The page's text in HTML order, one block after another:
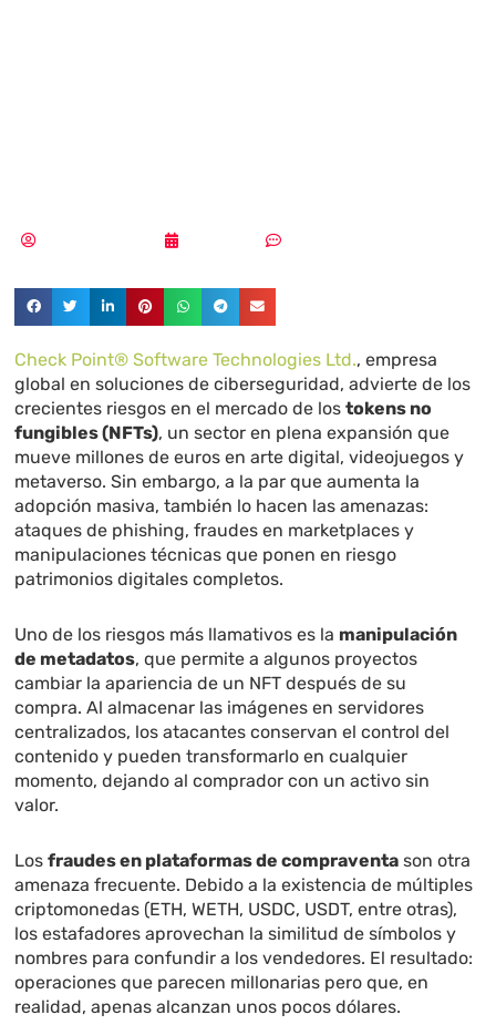
Check Point® Software Technologies Ltd., empresa
global en soluciones de ciberseguridad, advierte de los
crecientes riesgos en el mercado de lostokens no
fungibles (NFTs), un sector en plena expansión que
mueve millones de euros en arte digital, videojuegos y
metaverso. Sin embargo, a la par que aumenta la
adopción masiva, también lo hacen las amenazas:
ataques de phishing, fraudes en marketplaces y
manipulaciones técnicas que ponen en riesgo
patrimonios digitales completos.
Uno de los riesgos más llamativos es la manipulación
de metadatos, que permite a algunos proyectos
cambiar la apariencia de un NFT después de su
compra. Al almacenar las imágenes en servidores
centralizados, los atacantes conservan el control del
contenido y pueden transformarlo en cualquier
momento, dejando al comprador con un activo sin
valor.
Losfraudes en plataformas de compraventa son otra
amenaza frecuente. Debido a la existencia de múltiples
criptomonedas (ETH, WETH, USDC, USDT, entre otras),
los estafadores aprovechan la similitud de símbolos y
nombres para confundir a los vendedores. El resultado:
operaciones que parecen millonarias pero que, en
realidad, apenas alcanzan unos pocos dólares.